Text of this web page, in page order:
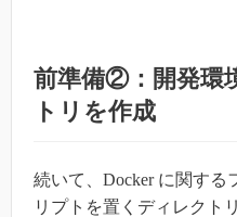
前準備②：開発環
トリを作成
続いて、Docker に関する
リプトを置くディレクト